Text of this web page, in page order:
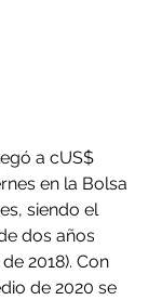
a cUS$
en la Bolsa
siendo el
dos años
2018). Con
de 2020 se